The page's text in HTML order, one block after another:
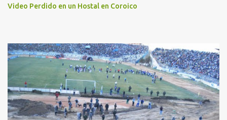
Video Perdido en un Hostal en Coroico